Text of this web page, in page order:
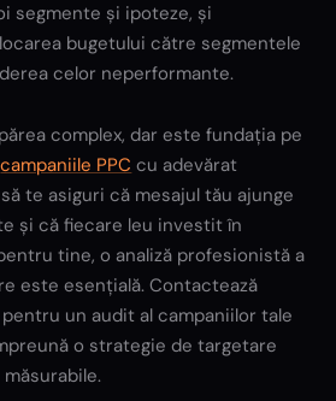
segmente și ipoteze, și
bugetului către segmentele
celor neperformante.
complex, dar este fundația pe
campaniile PPC cu adevărat
te asiguri că mesajul tău ajunge
și că fiecare leu investit în
tine, o analiză profesionistă a
este esențială. Contactează
un audit al campaniilor tale
o strategie de targetare